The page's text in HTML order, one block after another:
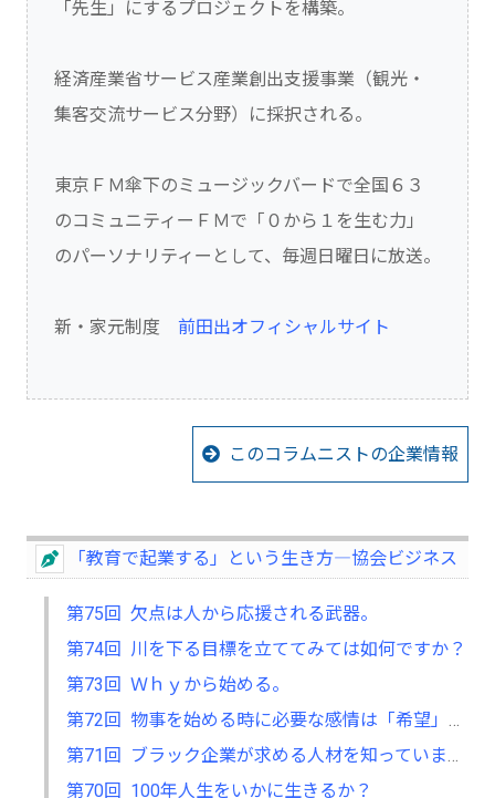
「先生」にするプロジェクトを構築。
経済産業省サービス産業創出支援事業（観光・
集客交流サービス分野）に採択される。
東京ＦＭ傘下のミュージックバードで全国６３
のコミュニティーＦＭで「０から１を生む力」
のパーソナリティーとして、毎週日曜日に放送。
新・家元制度 前田出オフィシャルサイト
このコラムニストの企業情報
「教育で起業する」という生き方―協会ビジネス
第75回 欠点は人から応援される武器。
第74回 川を下る目標を立ててみては如何ですか？
第73回 Ｗｈｙから始める。
第70回 100年人生をいかに生きるか？